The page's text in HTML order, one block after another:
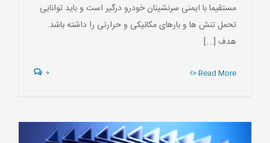
مستقیما با ایمنی سرنشینان خودرو درگیر است و باید توانایی
تحمل تنش ها و بارهای مکانیکی و حرارتی را داشته باشد.
هدف [...]
> Read More
0